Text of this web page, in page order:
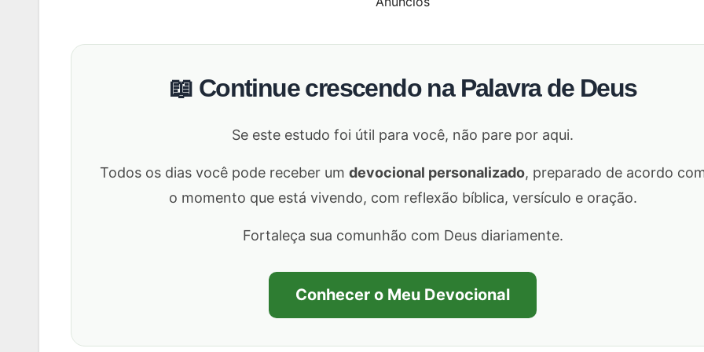
📖 Continue crescendo na Palavra de Deus
Se este estudo foi útil para você, não pare por aqui.
Todos os dias você pode receber um devocional personalizado, preparado de acordo
o momento que está vivendo, com reflexão bíblica, versículo e oração.
Fortaleça sua comunhão com Deus diariamente.
Conhecer o Meu Devocional